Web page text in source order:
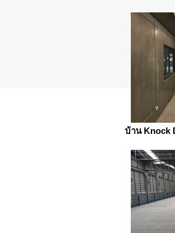
บ้าน Knock